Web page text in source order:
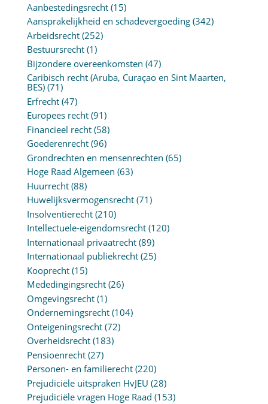
Aanbestedingsrecht(15)
Aansprakelijkheid en schadevergoeding(342)
Arbeidsrecht(252)
Bestuursrecht(1)
Bijzondere overeenkomsten (47)
Caribisch recht (Aruba, Curaçao en Sint Maarten,
BES)(71)
Erfrecht(47)
Europees recht(91)
Financieel recht(58)
Goederenrecht(96)
Grondrechten en mensenrechten (65)
Hoge Raad Algemeen (63)
Huurrecht(88)
Huwelijksvermogensrecht(71)
Insolventierecht(210)
Intellectuele-eigendomsrecht(120)
Internationaal privaatrecht(89)
Internationaal publiekrecht(25)
Kooprecht(15)
Mededingingsrecht(26)
Omgevingsrecht(1)
Ondernemingsrecht(104)
Onteigeningsrecht(72)
Overheidsrecht(183)
Pensioenrecht(27)
Personen- en familierecht(220)
Prejudiciële uitspraken HvJEU (28)
Prejudiciële vragen Hoge Raad (153)